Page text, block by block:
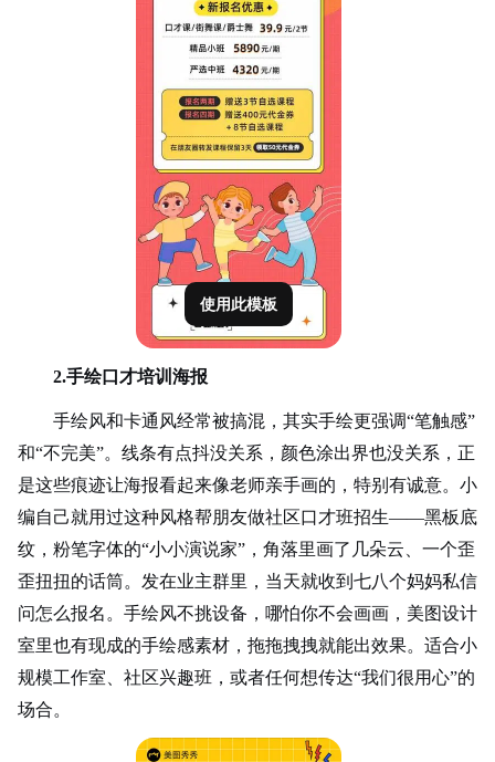
使用此模板
2.手绘口才培训海报
手绘风和卡通风经常被搞混，其实手绘更强调“笔触感”
和“不完美”。线条有点抖没关系，颜色涂出界也没关系，正
是这些痕迹让海报看起来像老师亲手画的，特别有诚意。小
编自己就用过这种风格帮朋友做社区口才班招生——黑板底
纹，粉笔字体的“小小演说家”，角落里画了几朵云、一个歪
歪扭扭的话筒。发在业主群里，当天就收到七八个妈妈私信
问怎么报名。手绘风不挑设备，哪怕你不会画画，美图设计
室里也有现成的手绘感素材，拖拖拽拽就能出效果。适合小
规模工作室、社区兴趣班 ，或者任何想传达“我们很用心”的
场合。